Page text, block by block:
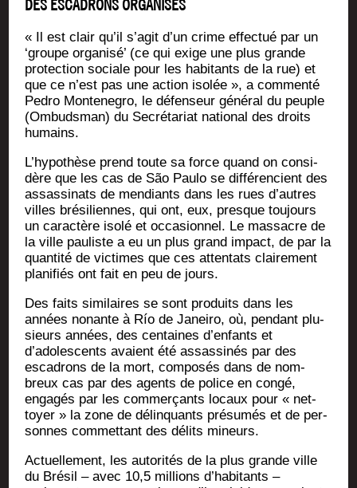
DES ESCADRONS ORGANISÉS
« Il est clair qu’il s’agit d’un crime effec­tué par un
‘groupe orga­ni­sé’ (ce qui exige une plus grande
pro­tec­tion sociale pour les habi­tants de la rue) et
que ce n’est pas une action iso­lée », a com­men­té
Pedro Mon­te­ne­gro, le défen­seur géné­ral du peuple
(Ombuds­man) du Secré­ta­riat natio­nal des droits
humains.
L’hypothèse prend toute sa force quand on consi­
dère que les cas de São Pau­lo se dif­fé­ren­cient des
assas­si­nats de men­diants dans les rues d’autres
villes bré­si­liennes, qui ont, eux, presque tou­jours
un carac­tère iso­lé et occa­sion­nel. Le mas­sacre de
la ville pau­liste a eu un plus grand impact, de par la
quan­ti­té de vic­times que ces atten­tats clai­re­ment
pla­ni­fiés ont fait en peu de jours.
Des faits simi­laires se sont pro­duits dans les
années nonante à Río de Janei­ro, où, pen­dant plu­
sieurs années, des cen­taines d’enfants et
d’adolescents avaient été assas­si­nés par des
esca­drons de la mort, com­po­sés dans de nom­
breux cas par des agents de police en congé,
enga­gés par les com­mer­çants locaux pour « net­
toyer » la zone de délin­quants pré­su­més et de per­
sonnes com­met­tant des délits mineurs.
Actuel­le­ment, les auto­ri­tés de la plus grande ville
du Bré­sil – avec 10,5 mil­lions d’habitants –